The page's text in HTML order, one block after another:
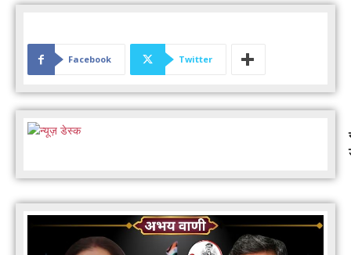
Facebook Twitter